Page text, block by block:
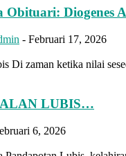
Obituari: Diogenes
- Februari 17, 2026
Di zaman ketika nilai
LUBIS…
6, 2026